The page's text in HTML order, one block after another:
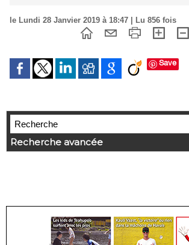
le Lundi 28 Janvier 2019 à 18:47 | Lu 856 fois
Save
Recherche avancée